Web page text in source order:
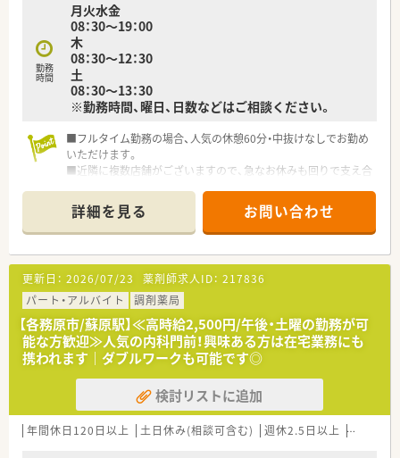
勤務
時間
月火水金
08：30～19：00
木
08：30～12：30
土
08：30～13：30
※勤務時間、曜日、日数などはご相談ください。
■フルタイム勤務の場合、人気の休憩60分・中抜けなしでお勤め
いただけます。
■近隣に複数店舗がございますので、急なお休みも回りで支え合
■若い方からベテランまで幅広い年齢層の方が活躍していま
す。
詳細を見る お問い合わせ
更新日： 2026/07/23 薬剤師求人ID： 217836
パート・アルバイト
調剤薬局
【各務原市/蘇原駅】≪高時給2,500円/午後・土曜の勤務が可
能な方歓迎≫人気の内科門前！興味ある方は在宅業務にも
携われます｜ダブルワークも可能です◎
検討リストに追加
年間休日120日以上 土日休み(相談可含む) 週休2.5日以上 未経験可